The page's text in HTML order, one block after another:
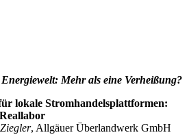
Mehr als eine Verheißung?
lokale Stromhandelsplattformen:
, Allgäuer Überlandwerk GmbH